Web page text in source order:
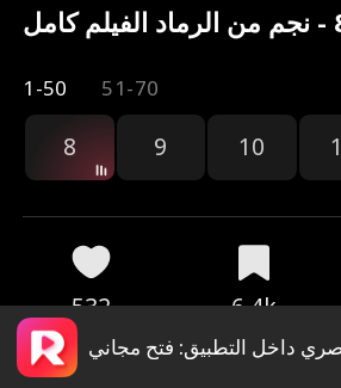
1-50 51-70
8 9 10
532 6.4k
داخل التطبيق: فتح مجاني